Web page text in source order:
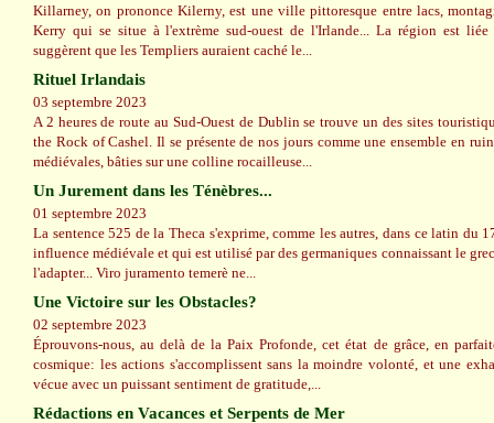
Killarney, on prononce Kilerny, est une ville pittoresque entre lacs,
Kerry qui se situe à l'extrème sud-ouest de l'Irlande... La région est liée
suggèrent que les Templiers auraient caché le...
Rituel Irlandais
03 septembre 2023
A 2 heures de route au Sud-Ouest de Dublin se trouve un des sites
the Rock of Cashel. Il se présente de nos jours comme une ensemble en
médiévales, bâties sur une colline rocailleuse...
Un Jurement dans les Ténèbres...
01 septembre 2023
La sentence 525 de la Theca s'exprime, comme les autres, dans ce latin du
influence médiévale et qui est utilisé par des germaniques connaissant le
l'adapter... Viro juramento temerè ne...
Une Victoire sur les Obstacles?
02 septembre 2023
Éprouvons-nous, au delà de la Paix Profonde, cet état de grâce, en
cosmique: les actions s'accomplissent sans la moindre volonté, et une
vécue avec un puissant sentiment de gratitude,...
Rédactions en Vacances et Serpents de Mer